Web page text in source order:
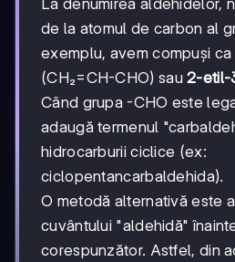
La denumirea aldehidelor,
de la atomul de carbon al
exemplu, avem compuși ca
(CH₂=CH-CHO) sau2-etil-
Când grupa -CHO este
adaugă termenul
hidrocarburii ciclice (ex:
ciclopentancarbaldehida).
O metodă alternativă este
cuvântului "aldehidă"
corespunzător. Astfel, din